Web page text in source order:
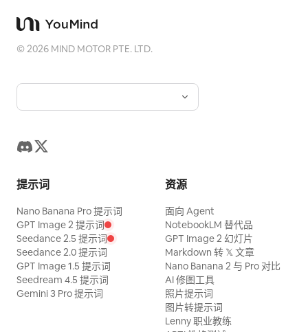
©2026 MIND MOTOR PTE. LTD.
提示词
Nano Banana Pro 提示词
GPT Image 2 提示词
Seedance 2.5 提示词
Seedance 2.0 提示词
GPT Image 1.5 提示词
Seedream 4.5 提示词
Gemini 3 Pro 提示词
资源
面向 Agent
NotebookLM 替代品
GPT Image 2 幻灯片
Markdown 转 𝕏 文章
Nano Banana 2 与 Pro 对比
AI 修图工具
照片提示词
图片转提示词
Lenny 职业教练